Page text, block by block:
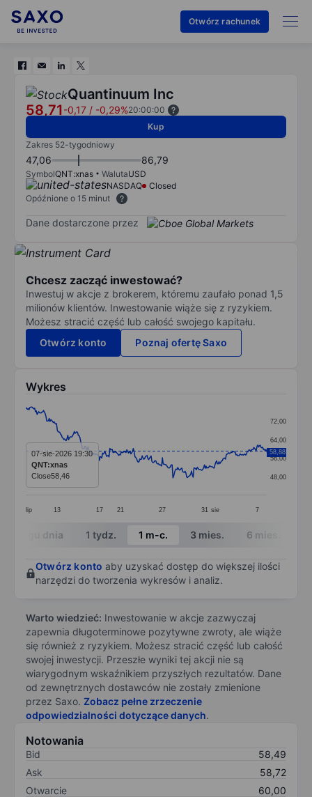
Otwórz rachunek
Quantinuum Inc
58,71-0,17 / -0,29%20:00:00
Kup
Zakres 52-tygodniowy
47,06 86,79
SymbolQNT:xnas WalutaUSD
NASDAQ
Closed
Opóźnione o 15 minut
Dane dostarczone przez
Chcesz zacząć inwestować?
Inwestuj w akcje z brokerem, któremu zaufało ponad 1,5
milionów klientów. Inwestowanie wiąże się z ryzykiem.
Możesz stracić część lub całość swojego kapitału.
Otwórz konto
Poznaj ofertę Saxo
Wykres
Line chart with 299 data points.
The chart has 1 X axis displaying categories.
The chart has 1 Y axis displaying values. Data ranges
lip 13 17 21 27 31 sie 7
48,00
56,00
64,00
72,00
58,88
07-sie-2026 19:30
QNT:xnas
Close58,46
End of interactive chart.
W ciągu dnia 1 tydz. 1 m-c. 3 mies. 6 mies.
Otwórz konto aby uzyskać dostęp do większej ilości
narzędzi do tworzenia wykresów i analiz.
Warto wiedzieć: Inwestowanie w akcje zazwyczaj
zapewnia długoterminowe pozytywne zwroty, ale wiąże
się również z ryzykiem. Możesz stracić część lub całość
swojej inwestycji. Przeszłe wyniki tej akcji nie są
wiarygodnym wskaźnikiem przyszłych rezultatów. Dane
od zewnętrznych dostawców nie zostały zmienione
przez Saxo. Zobacz pełne zrzeczenie
odpowiedzialności dotyczące danych.
Notowania
Bid
58,49
Ask
58,72
Otwarcie
60,00